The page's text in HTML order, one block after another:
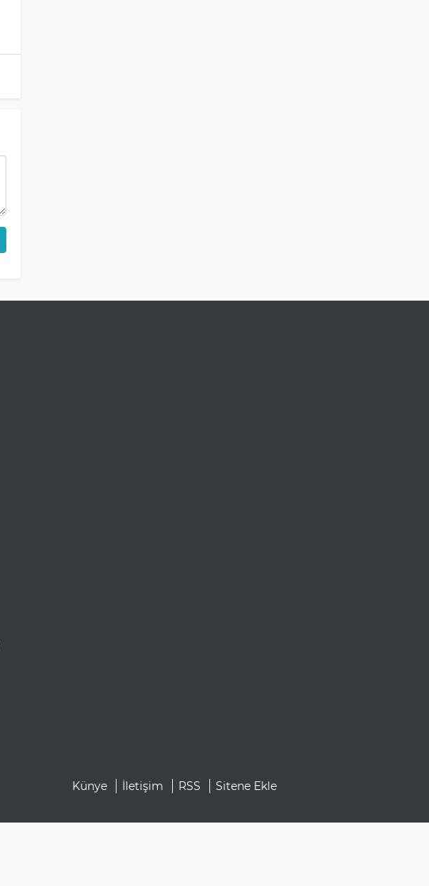
Künye İletişim RSS Sitene Ekle